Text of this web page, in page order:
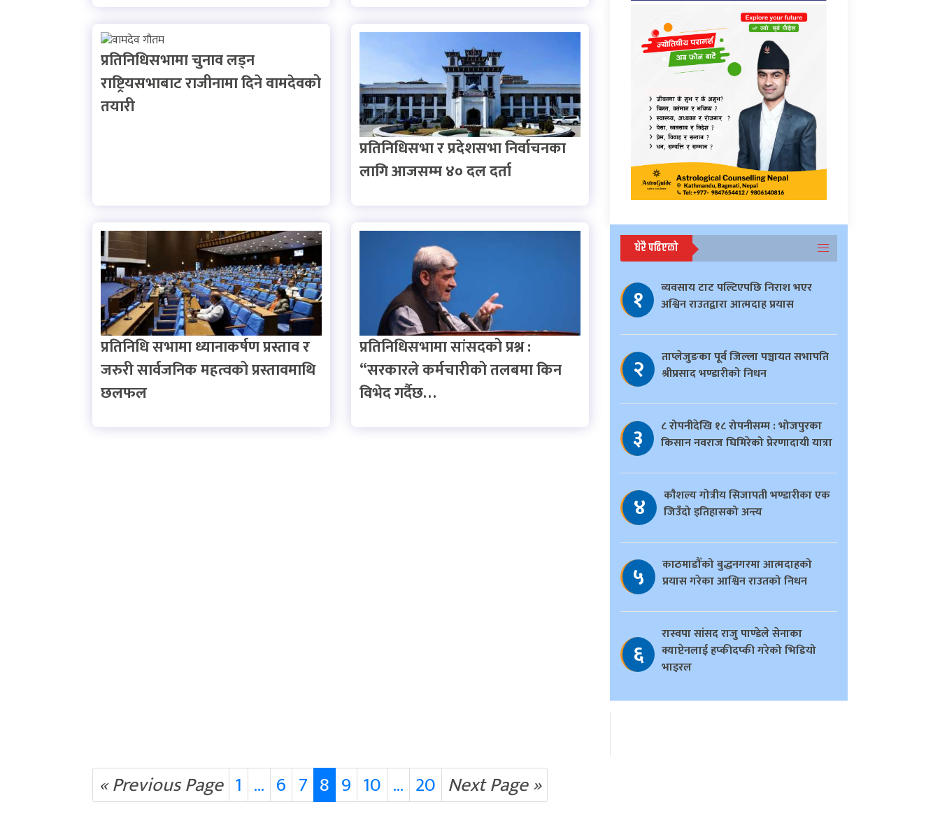
प्रतिनिधिसभामा चुनाव लड्न
राष्ट्रियसभाबाट राजीनामा दिने वामदेवको
तयारी
प्रतिनिधिसभा र प्रदेशसभा निर्वाचनका
लागि आजसम्म ४० दल दर्ता
प्रतिनिधि सभामा ध्यानाकर्षण प्रस्ताव र
जरुरी सार्वजनिक महत्वको प्रस्तावमाथि
छलफल
प्रतिनिधिसभामा सांसदको प्रश्न :
“सरकारले कर्मचारीको तलबमा किन
विभेद गर्दैछ…
धेरै पढिएको
१
व्यवसाय टाट पल्टिएपछि निराश भएर
अश्विन राउतद्वारा आत्मदाह प्रयास
२
ताप्लेजुङका पूर्व जिल्ला पञ्चायत सभापति
श्रीप्रसाद भण्डारीको निधन
३
८ रोपनीदेखि १८ रोपनीसम्म : भोजपुरका
किसान नवराज घिमिरेको प्रेरणादायी यात्रा
४
काैशल्य गोत्रीय सिजापती भण्डारीका एक
जिउँदो इतिहासको अन्त्य
५
काठमाडौँको बुद्धनगरमा आत्मदाहको
प्रयास गरेका आश्विन राउतको निधन
६
रास्वपा सांसद राजु पाण्डेले सेनाका
क्याप्टेनलाई हप्कीदप्की गरेको भिडियो
भाइरल
« Previous Page 1 … 6 7 8 9 10 ... 20 Next Page »